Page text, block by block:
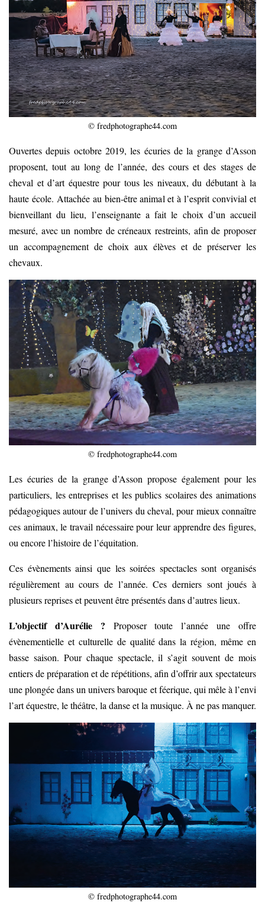
© fredphotographe44.com
Ouvertes depuis octobre 2019, les écuries de la grange d’Asson
proposent, tout au long de l’année, des cours et des stages de
cheval et d’art équestre pour tous les niveaux, du débutant à la
haute école. Attachée au bien-être animal et à l’esprit convivial et
bienveillant du lieu, l’enseignante a fait le choix d’un accueil
mesuré, avec un nombre de créneaux restreints, afin de proposer
un accompagnement de choix aux élèves et de préserver les
chevaux.
© fredphotographe44.com
Les écuries de la grange d’Asson propose également pour les
particuliers, les entreprises et les publics scolaires des animations
pédagogiques autour de l’univers du cheval, pour mieux connaître
ces animaux, le travail nécessaire pour leur apprendre des figures,
ou encore l’histoire de l’équitation.
Ces évènements ainsi que les soirées spectacles sont organisés
régulièrement au cours de l’année. Ces derniers sont joués à
plusieurs reprises et peuvent être présentés dans d’autres lieux.
L’objectif d’Aurélie ? Proposer toute l’année une offre
évènementielle et culturelle de qualité dans la région, même en
basse saison. Pour chaque spectacle, il s’agit souvent de mois
entiers de préparation et de répétitions, afin d’offrir aux spectateurs
une plongée dans un univers baroque et féerique, qui mêle à l’envi
l’art équestre, le théâtre, la danse et la musique. À ne pas manquer.
© fredphotographe44.com